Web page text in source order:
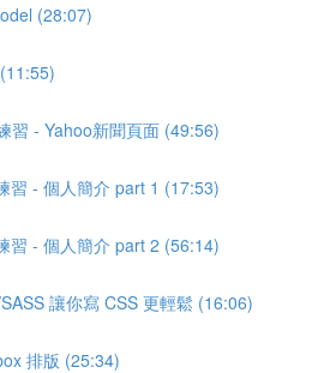
(28:07)
習 - Yahoo新聞頁面 (49:56)
習 - 個人簡介 part 1 (17:53)
習 - 個人簡介 part 2 (56:14)
讓你寫 CSS 更輕鬆 (16:06)
排版 (25:34)